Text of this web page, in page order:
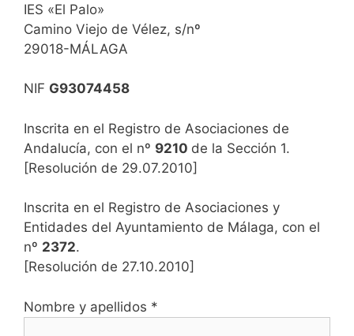
IES «El Palo»
Camino Viejo de Vélez, s/nº
29018-MÁLAGA
NIF G93074458
Inscrita en el Registro de Asociaciones de
Andalucía, con el nº 9210 de la Sección 1.
[Resolución de 29.07.2010]
Inscrita en el Registro de Asociaciones y
Entidades del Ayuntamiento de Málaga, con el
nº 2372.
[Resolución de 27.10.2010]
Nombre y apellidos *